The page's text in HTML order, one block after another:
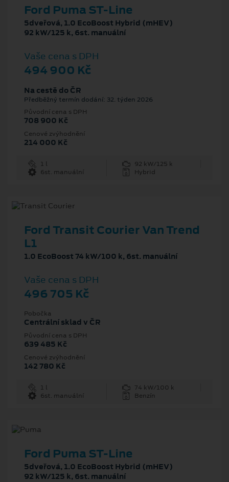
Ford Puma ST-Line
5dveřová, 1.0 EcoBoost Hybrid (mHEV)
92 kW/125 k, 6st. manuální
Vaše cena s DPH
494 900 Kč
Na cestě do ČR
Předběžný termín dodání: 32. týden 2026
Původní cena s DPH
708 900 Kč
Cenové zvýhodnění
214 000 Kč
1 l
92 kW/125 k
6st. manuální
Hybrid
Ford Transit Courier Van Trend
L1
1.0 EcoBoost 74 kW/100 k, 6st. manuální
Vaše cena s DPH
496 705 Kč
Pobočka
Centrální sklad v ČR
Původní cena s DPH
639 485 Kč
Cenové zvýhodnění
142 780 Kč
1 l
74 kW/100 k
6st. manuální
Benzín
Ford Puma ST-Line
5dveřová, 1.0 EcoBoost Hybrid (mHEV)
92 kW/125 k, 6st. manuální